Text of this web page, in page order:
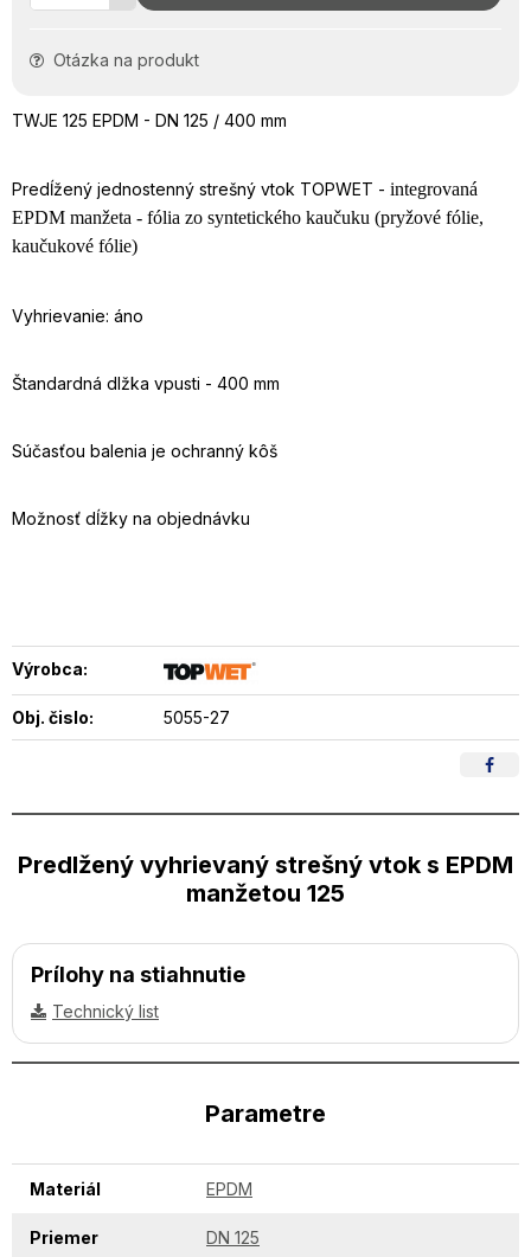
Otázka na produkt
TWJE 125 EPDM - DN 125 / 400 mm
Predĺžený jednostenný strešný vtok TOPWET - integrovaná
EPDM manžeta - fólia zo syntetického kaučuku (pryžové fólie,
kaučukové fólie)
Vyhrievanie: áno
Štandardná dlžka vpusti - 400 mm
Súčasťou balenia je ochranný kôš
Možnosť dĺžky na objednávku
Výrobca:
Obj. čislo: 5055-27
Predlžený vyhrievaný strešný vtok s EPDM
manžetou 125
Prílohy na stiahnutie
Technický list
Parametre
Materiál EPDM
Priemer DN 125